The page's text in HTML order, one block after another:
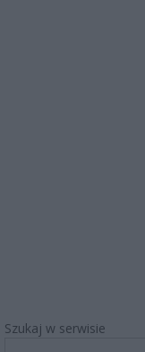
Szukaj w serwisie